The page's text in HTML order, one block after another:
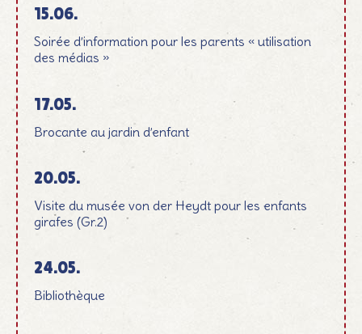
15.06.
Soirée d’information pour les parents « utilisation
des médias »
17.05.
Brocante au jardin d’enfant
20.05.
Visite du musée von der Heydt pour les enfants
girafes (Gr.2)
24.05.
Bibliothèque